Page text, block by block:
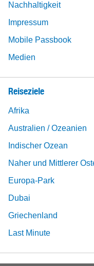
Nachhaltigkeit
Impressum
Mobile Passbook
Medien
Reiseziele
Afrika
Australien / Ozeanien
Indischer Ozean
Naher und Mittlerer
Europa-Park
Dubai
Griechenland
Last Minute